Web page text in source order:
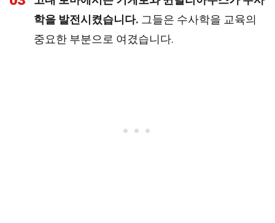
학을 발전시켰습니다. 그들은 수사학을 교육의
중요한 부분으로 여겼습니다.